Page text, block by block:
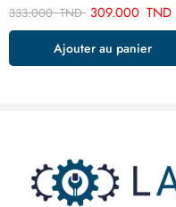
333.000TND 309.000 TND
Ajouter au panier